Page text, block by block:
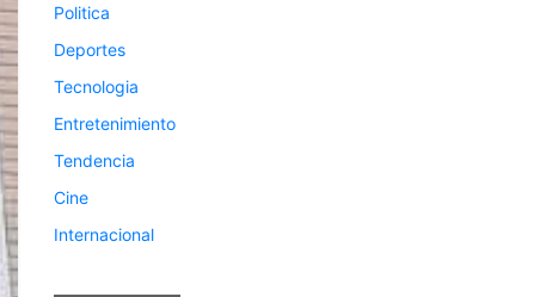
Politica
Deportes
Tecnologia
Entretenimiento
Tendencia
Cine
Internacional